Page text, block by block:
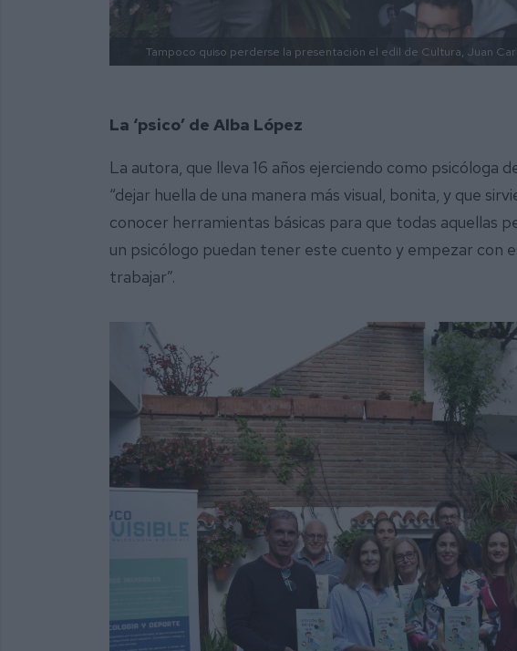
Tampoco quiso perderse la presentación el edil de Cultura, Juan
La ‘psico’ de Alba López
La autora, que lleva 16 años ejerciendo como psicóloga
“dejar huella de una manera más visual, bonita, y que
conocer herramientas básicas para que todas aquellas
un psicólogo puedan tener este cuento y empezar con
trabajar”.